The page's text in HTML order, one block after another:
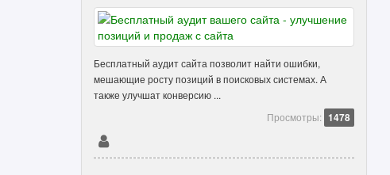
Бесплатный аудит сайта позволит найти ошибки,
мешающие росту позиций в поисковых системах. А
также улучшат конверсию ...
Просмотры: 1478